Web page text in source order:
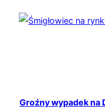
Groźny wypadek na